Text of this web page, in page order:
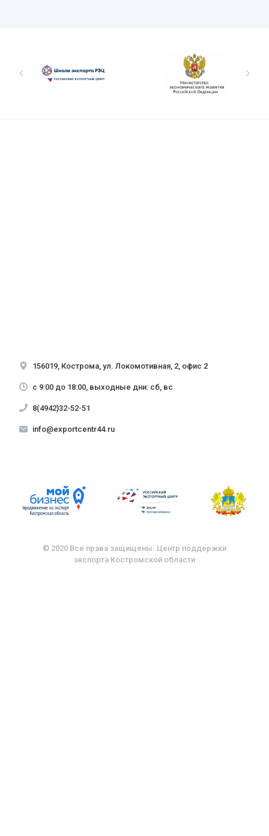
156019, Кострома, ул. Локомотивная, 2, офис 2
с 9:00 до 18:00, выходные дни: сб, вс
8(4942)32-52-51
info@exportcentr44.ru
© 2020 Все права защищены. Центр поддержки
экспорта Костромской области